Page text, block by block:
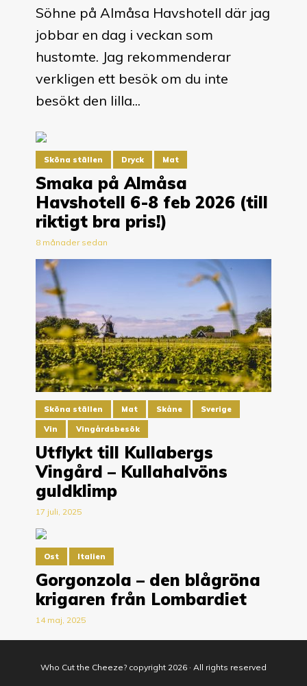
Söhne på Almåsa Havshotell där jag
jobbar en dag i veckan som
hustomte. Jag rekommenderar
verkligen ett besök om du inte
besökt den lilla...
Sköna ställen Dryck Mat
Smaka på Almåsa
Havshotell 6-8 feb 2026 (till
riktigt bra pris!)
8 månader sedan
Sköna ställen Mat Skåne Sverige
Vin Vingårdsbesök
Utflykt till Kullabergs
Vingård – Kullahalvöns
guldklimp
17 juli, 2025
Ost Italien
Gorgonzola – den blågröna
krigaren från Lombardiet
14 maj, 2025
Who Cut the Cheeze? copyright 2026 · All rights reserved